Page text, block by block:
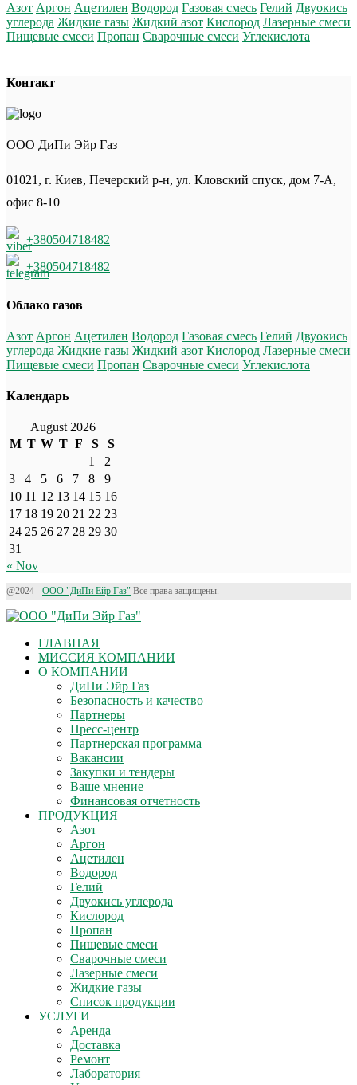
Азот Аргон Ацетилен Водород Газовая смесь Гелий Двуокись
углерода Жидкие газы Жидкий азот Кислород Лазерные смеси
Пищевые смеси Пропан Сварочные смеси Углекислота
Контакт
ООО ДиПи Эйр Газ
01021, г. Киев, Печерский р-н, ул. Кловский спуск, дом 7-А,
офис 8-10
+380504718482
+380504718482
Облако газов
Азот Аргон Ацетилен Водород Газовая смесь Гелий Двуокись
углерода Жидкие газы Жидкий азот Кислород Лазерные смеси
Пищевые смеси Пропан Сварочные смеси Углекислота
Календарь
August 2026
M T W T F S
S
1
2
3
4 5 6 7 8
9
10 11 12 13 14 15 16
17 18 19 20 21 22 23
24 25 26 27 28 29 30
31
« Nov
@2024 - ООО "ДиПи Eйр Газ" Все права защищены.
ГЛАВНАЯ
МИССИЯ КОМПАНИИ
О КОМПАНИИ
ДиПи Эйр Газ
Безопасность и качество
Партнеры
Пресс-центр
Партнерская программа
Вакансии
Закупки и тендеры
Ваше мнение
Финансовая отчетность
ПРОДУКЦИЯ
Азот
Аргон
Ацетилен
Водород
Гелий
Двуокись углерода
Кислород
Пропан
Пищевые смеси
Сварочные смеси
Лазерные смеси
Жидкие газы
Список продукции
УСЛУГИ
Аренда
Доставка
Ремонт
Лаборатория